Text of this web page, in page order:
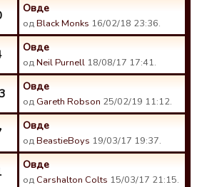
Овде
одBlack Monks 16/02/18 23:36.
Овде
одNeil Purnell 18/08/17 17:41.
Овде
од Gareth Robson 25/02/19 11:12.
Овде
одBeastieBoys 19/03/17 19:37.
Овде
од Carshalton Colts 15/03/17 21:15.